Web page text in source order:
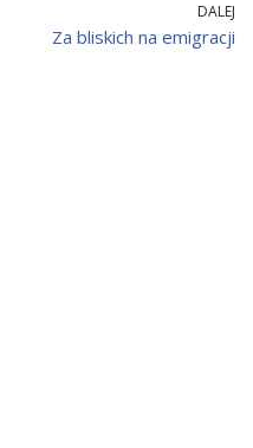
DALEJ
Za bliskich na emigracji